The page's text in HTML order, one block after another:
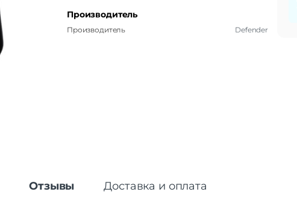
Производитель
Производитель Defender
Отзывы Доставка и оплата